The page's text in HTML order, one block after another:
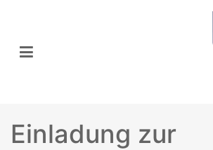
springen
Einladung zur